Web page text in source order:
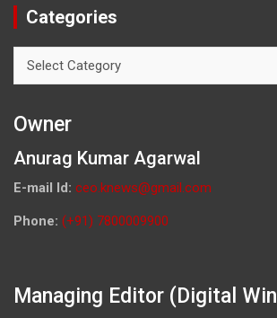
Categories
Owner
Anurag Kumar Agarwal
E-mail Id: ceo.knews@gmail.com
Phone: (+91) 7800009900
Managing Editor (Digital